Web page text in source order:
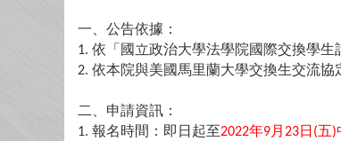
一、公告依據：
1. 依「國立政治大學法學院國際交換學生
2. 依本院與美國馬里蘭大學交換生交流協
二、申請資訊：
1. 報名時間：即日起至2022年9月 23日 (五)